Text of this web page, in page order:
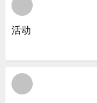
活动